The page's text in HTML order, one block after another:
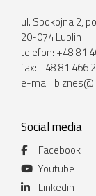
ul. Spokojna 2,
20-074 Lublin
telefon: +48 81
fax: +48 81 466
e-mail:
Social media
Facebook
Youtube
Linkedin